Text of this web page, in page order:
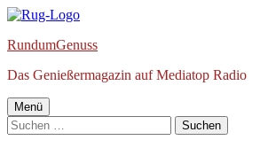
Springe
Inhalt
RundumGenuss
Das Genießermagazin auf Mediatop Radio
Primäres
Menü
Menü
Suchen
nach: